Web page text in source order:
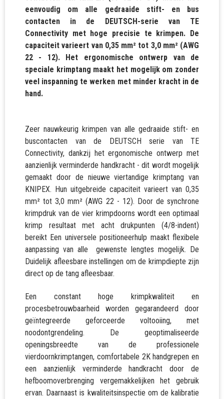
eenvoudig om alle gedraaide stift- en bus
contacten in de DEUTSCH-serie van TE
Connectivity met hoge precisie te krimpen. De
capaciteit varieert van 0,35 mm² tot 3,0 mm² (AWG
22 - 12). Het ergonomische ontwerp van de
speciale krimptang maakt het mogelijk om zonder
veel inspanning te werken met minder kracht in de
hand.
Zeer nauwkeurig krimpen van alle gedraaide stift- en
buscontacten van de DEUTSCH serie van TE
Connectivity, dankzij het ergonomische ontwerp met
aanzienlijk verminderde handkracht - dit wordt mogelijk
gemaakt door de nieuwe viertandige krimptang van
KNIPEX. Hun uitgebreide capaciteit varieert van 0,35
mm² tot 3,0 mm² (AWG 22 - 12). Door de synchrone
krimpdruk van de vier krimpdoorns wordt een optimaal
krimp resultaat met acht drukpunten (4/8-indent)
bereikt Een universele positioneerhulp maakt flexibele
aanpassing van alle gewenste lengtes mogelijk. De
Duidelijk afleesbare instellingen om de krimpdiepte zijn
direct op de tang afleesbaar.
Een constant hoge krimpkwaliteit en
procesbetrouwbaarheid worden gegarandeerd door
geïntegreerde geforceerde voltooiing, met
noodontgrendeling. De geoptimaliseerde
openingsbreedte van de professionele
vierdoornkrimptangen, comfortabele 2K handgrepen en
een aanzienlijk verminderde handkracht door de
hefboomoverbrenging vergemakkelijken het gebruik
ervan. Daarnaast is kwaliteitsinspectie om de kalibratie